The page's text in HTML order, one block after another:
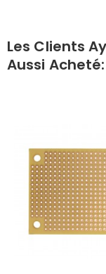
Les Clients
Aussi Acheté: